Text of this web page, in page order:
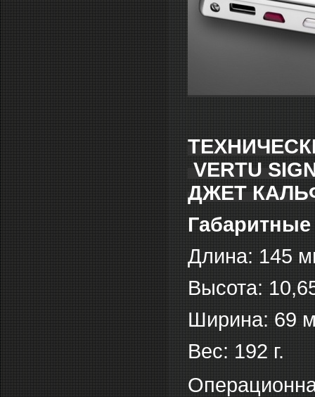
VERTU
ДЖЕТ
Длина: 145
Высота:
Ширина: 69
Вес: 192 г.